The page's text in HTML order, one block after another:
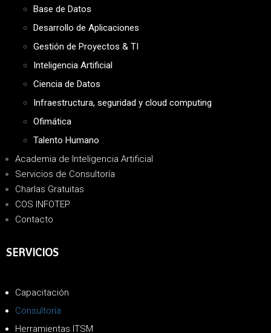
Base de Datos
Desarrollo de Aplicaciones
Gestión de Proyectos & TI
Inteligencia Artificial
Ciencia de Datos
Infraestructura, seguridad y cloud computing
Ofimática
Talento Humano
Academia de Inteligencia Artificial
Servicios de Consultoría
Charlas Gratuitas
COS INFOTEP
Contacto
SERVICIOS
Capacitación
Consultoría
Herramientas ITSM